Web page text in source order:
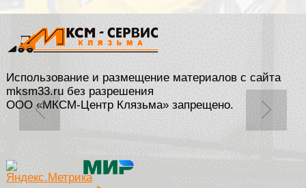
Использование и размещение материалов с сайта
mksm33.ru без разрешения
ООО «МКСМ-Центр Клязьма» запрещено.